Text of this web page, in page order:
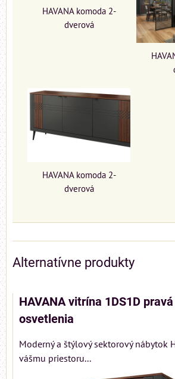
HAVANA komoda 2-
dverová
HAVANA komoda 2-
dverová
Alternatívne produkty
HAVANA vitrína 1DS1D
osvetlenia
Moderný a štýlový sektorový nábytok
vášmu priestoru...